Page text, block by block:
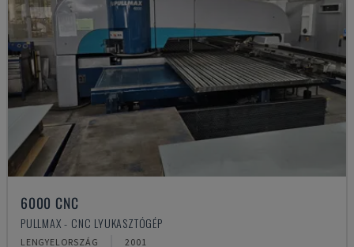
6000 CNC
PULLMAX - CNC LYUKASZTÓGÉP
LENGYELORSZÁG 2001